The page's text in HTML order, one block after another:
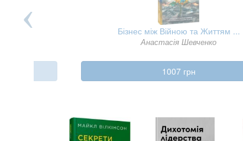
Бізнес між Війною та Життям ...
Анастасія Шевченко
1007 грн